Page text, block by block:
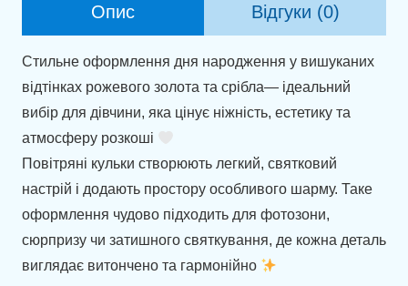
Опис Відгуки (0)
Стильне оформлення дня народження у вишуканих
відтінках рожевого золота та срібла— ідеальний
вибір для дівчини, яка цінує ніжність, естетику та
атмосферу розкоші
Повітряні кульки створюють легкий, святковий
настрій і додають простору особливого шарму. Таке
оформлення чудово підходить для фотозони,
сюрпризу чи затишного святкування, де кожна деталь
виглядає витончено та гармонійно